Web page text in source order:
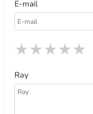
E-mail
★
★
★
★
★
Rəy